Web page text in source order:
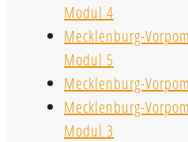
Modul 4
Mecklenburg-
Modul 5
Mecklenburg-
Mecklenburg-
Modul 3